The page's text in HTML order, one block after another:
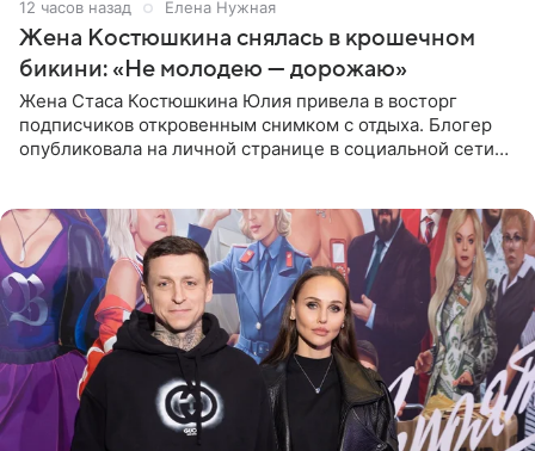
12 часов назад Елена Нужная
Жена Костюшкина снялась в крошечном
бикини: «Не молодею — дорожаю»
Жена Стаса Костюшкина Юлия привела в восторг
подписчиков откровенным снимком с отдыха. Блогер
опубликовала на личной странице в социальной сети